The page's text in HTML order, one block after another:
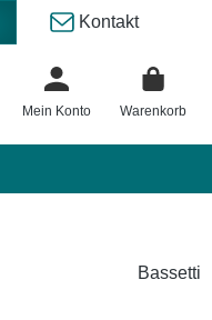
Kontakt
Mein Konto Warenkorb
Bassetti